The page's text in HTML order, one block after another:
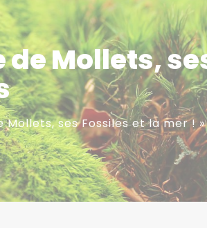
Mollets,
ses Fossiles et la mer !